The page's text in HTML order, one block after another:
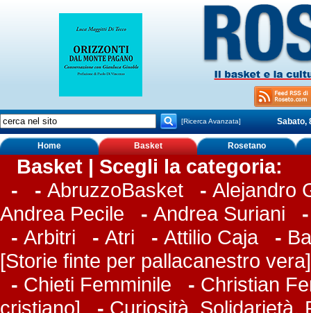
[Ricerca Avanzata] Sabato,
Home Basket Rosetano
Basket | Scegli la categoria:
-
- AbruzzoBasket - Alejandro
Andrea Pecile - Andrea Suriani
- Arbitri - Atri - Attilio Caja-
[Storie finte per pallacanestro vera]
- Chieti Femminile - Christian
cristiano] - Curiosità, Solidarietà,